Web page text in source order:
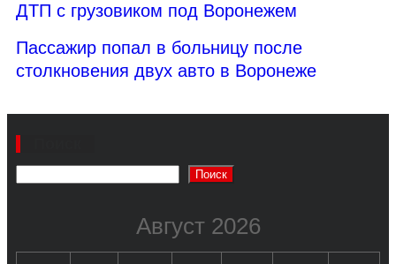
ДТП с грузовиком под Воронежем
Пассажир попал в больницу после
столкновения двух авто в Воронеже
Поиск
Август 2026